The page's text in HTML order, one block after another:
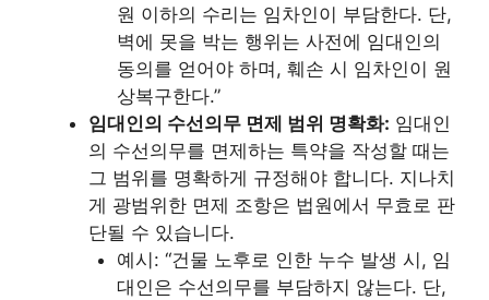
원 이하의 수리는 임차인이 부담한다. 단,
벽에 못을 박는 행위는 사전에 임대인의
동의를 얻어야 하며, 훼손 시 임차인이 원
상복구한다.”
임대인의 수선의무 면제 범위 명확화: 임대인
의 수선의무를 면제하는 특약을 작성할 때는
그 범위를 명확하게 규정해야 합니다. 지나치
게 광범위한 면제 조항은 법원에서 무효로 판
단될 수 있습니다.
예시: “건물 노후로 인한 누수 발생 시, 임
대인은 수선의무를 부담하지 않는다. 단,